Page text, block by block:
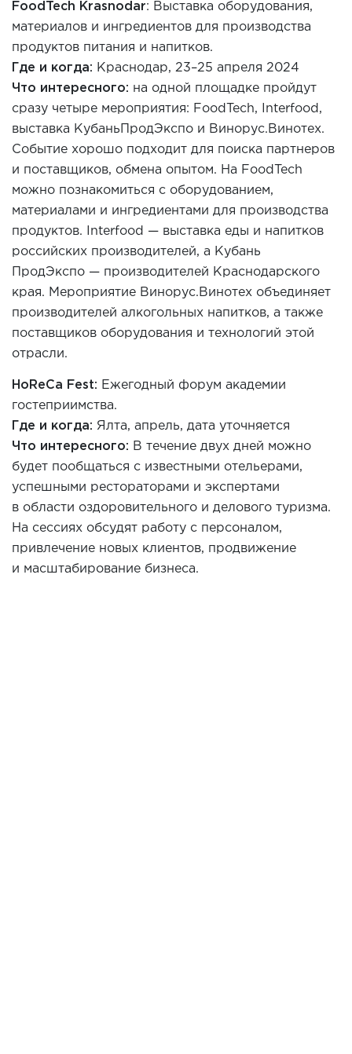
FoodTech Krasnodar: Выставка оборудования,
материалов и ингредиентов для производства
продуктов питания и напитков.
Где и когда: Краснодар, 23–25 апреля 2024
Что интересного: на одной площадке пройдут
сразу четыре мероприятия: FoodTech, Interfood,
выставка КубаньПродЭкспо и Винорус.Винотех.
Событие хорошо подходит для поиска партнеров
и поставщиков, обмена опытом. На FoodTech
можно познакомиться с оборудованием,
материалами и ингредиентами для производства
продуктов. Interfood — выставка еды и напитков
российских производителей, а Кубань
ПродЭкспо — производителей Краснодарского
края. Мероприятие Винорус.Винотех объединяет
производителей алкогольных напитков, а также
поставщиков оборудования и технологий этой
отрасли.
HoReCa Fest: Ежегодный форум академии
гостеприимства.
Где и когда: Ялта, апрель, дата уточняется
Что интересного: В течение двух дней можно
будет пообщаться с известными отельерами,
успешными рестораторами и экспертами
в области оздоровительного и делового туризма.
На сессиях обсудят работу с персоналом,
привлечение новых клиентов, продвижение
и масштабирование бизнеса.